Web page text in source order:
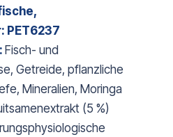
PET6237
Fisch- und
Getreide, pflanzliche
Mineralien, Moringa
(5 %)